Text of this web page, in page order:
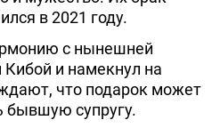
в 2021 году.
с нынешней
и намекнул на
что подарок может
бывшую супругу.